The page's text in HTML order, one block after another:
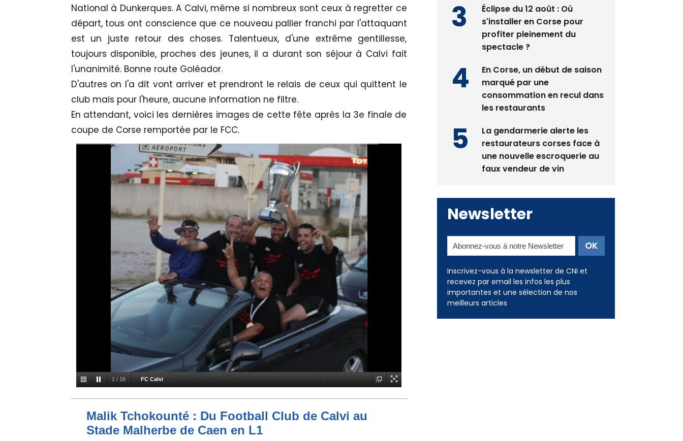
National à Dunkerques. A Calvi, même si nombreux sont ceux à regretter ce
départ, tous ont conscience que ce nouveau pallier franchi par l'attaquant
est un juste retour des choses. Talentueux, d'une extrême gentillesse,
toujours disponible, proches des jeunes, il a durant son séjour à Calvi fait
l'unanimité. Bonne route Goléador.
D'autres on l'a dit vont arriver et prendront le relais de ceux qui quittent le
club mais pour l'heure, aucune information ne filtre.
En attendant, voici les dernières images de cette fête après la 3e finale de
coupe de Corse remportée par le FCC.
1 / 16 FC Calvi
Malik Tchokounté : Du Football Club de Calvi au
Stade Malherbe de Caen en L1
Éclipse du 12 août : Où
s'installer en Corse pour
profiter pleinement du
spectacle ?
En Corse, un début de saison
marqué par une
consommation en recul dans
les restaurants
La gendarmerie alerte les
restaurateurs corses face à
une nouvelle escroquerie au
faux vendeur de vin
Newsletter
Inscrivez-vous à la newsletter de CNI et
recevez par email les infos les plus
importantes et une sélection de nos
meilleurs articles